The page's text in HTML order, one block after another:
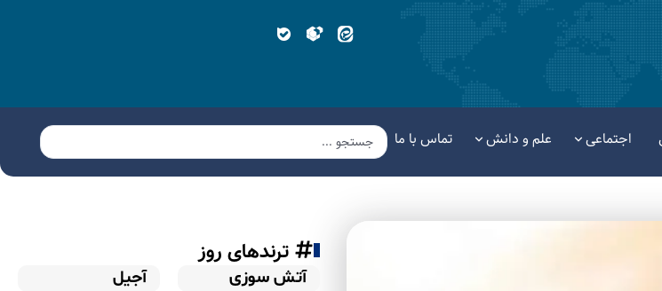
اجتماعی علم و دانش تماس با ما
ترندهای روز
آتش سوزی
آجیل